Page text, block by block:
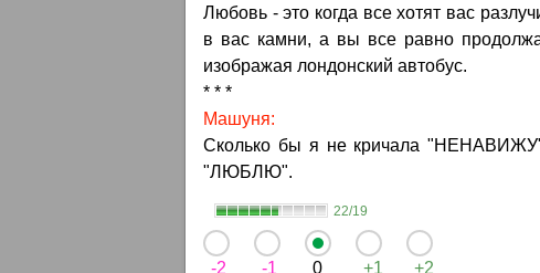
Любовь - это когда все хотят вас
в вас камни, а вы все равно
изображая лондонский автобус.
* * *
Машуня:
Сколько бы я не кричала "НЕНАВИЖУ",
"ЛЮБЛЮ".
22/19
-2 -1 0 +1 +2